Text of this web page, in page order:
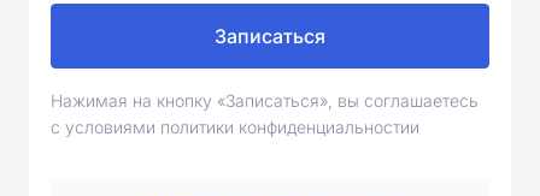
Записаться
Нажимая на кнопку «Записаться», вы соглашаетесь
с условиями политики конфиденциальностии